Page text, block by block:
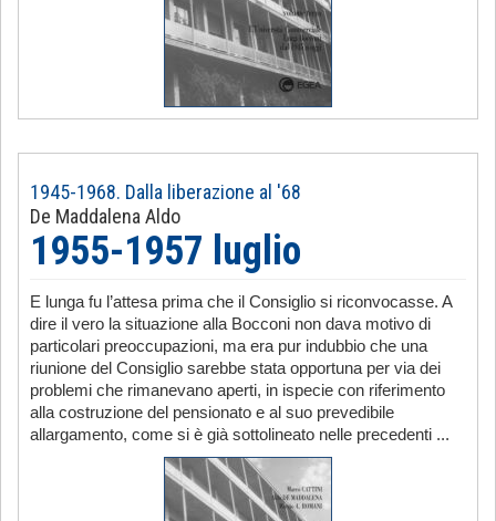
1945-1968. Dalla liberazione al '68
De Maddalena Aldo
1955-1957 luglio
E lunga fu l’attesa prima che il Consiglio si riconvocasse. A
dire il vero la situazione alla Bocconi non dava motivo di
particolari preoccupazioni, ma era pur indubbio che una
riunione del Consiglio sarebbe stata opportuna per via dei
problemi che rimanevano aperti, in ispecie con riferimento
alla costruzione del pensionato e al suo prevedibile
allargamento, come si è già sottolineato nelle precedenti ...